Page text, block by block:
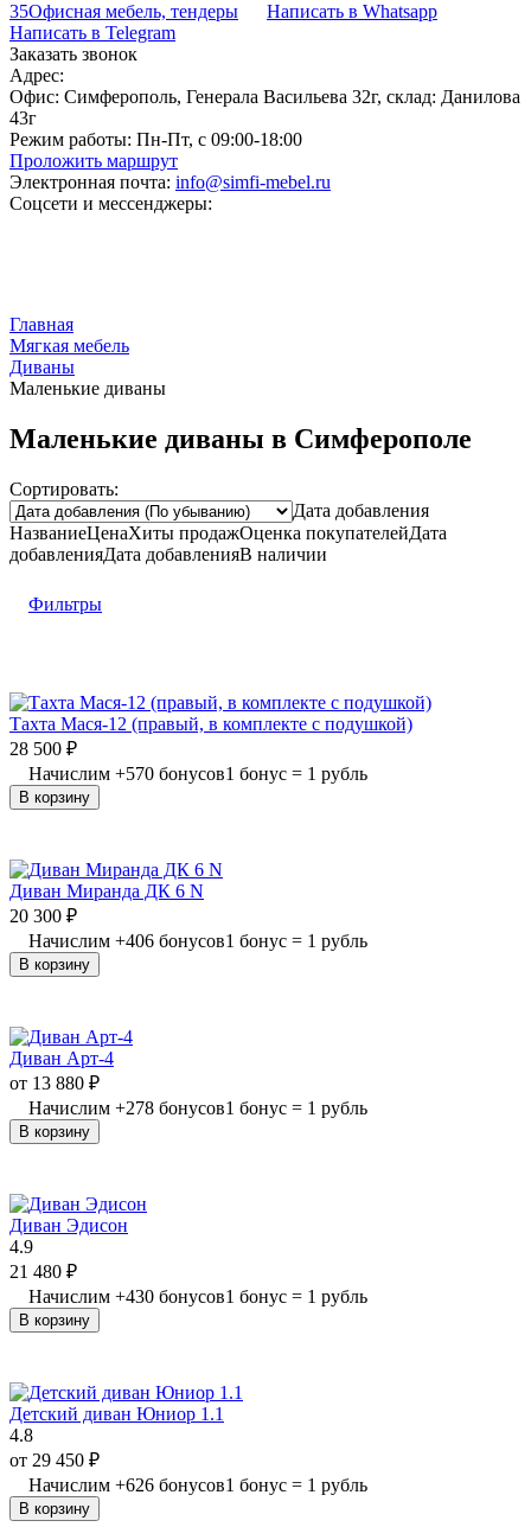
35Офисная мебель, тендеры
Написать в Whatsapp
Написать в Telegram
Заказать звонок
Адрес:
Офис: Симферополь, Генерала Васильева 32г, склад: Данилова
43г
Режим работы: Пн-Пт, с 09:00-18:00
Проложить маршрут
Электронная почта: info@simfi-mebel.ru
Соцсети и мессенджеры:
Главная
Мягкая мебель
Диваны
Маленькие диваны
Маленькие диваны в Симферополе
Сортировать:
Дата добавления
НазваниеЦенаХиты продажОценка покупателейДата
добавленияДата добавленияВ наличии
Фильтры
Тахта Мася-12 (правый, в комплекте с подушкой)
28 500 ₽
Начислим +570 бонусов1 бонус = 1 рубль
В корзину
Диван Миранда ДК 6 N
20 300 ₽
Начислим +406 бонусов1 бонус = 1 рубль
В корзину
Диван Арт-4
от 13 880 ₽
Начислим +278 бонусов1 бонус = 1 рубль
В корзину
Диван Эдисон
4.9
21 480 ₽
Начислим +430 бонусов1 бонус = 1 рубль
В корзину
Детский диван Юниор 1.1
4.8
от 29 450 ₽
Начислим +626 бонусов1 бонус = 1 рубль
В корзину